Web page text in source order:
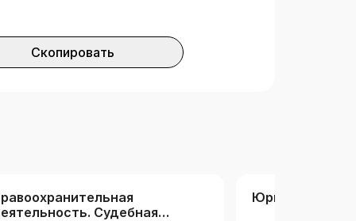
Скопировать
Судебная